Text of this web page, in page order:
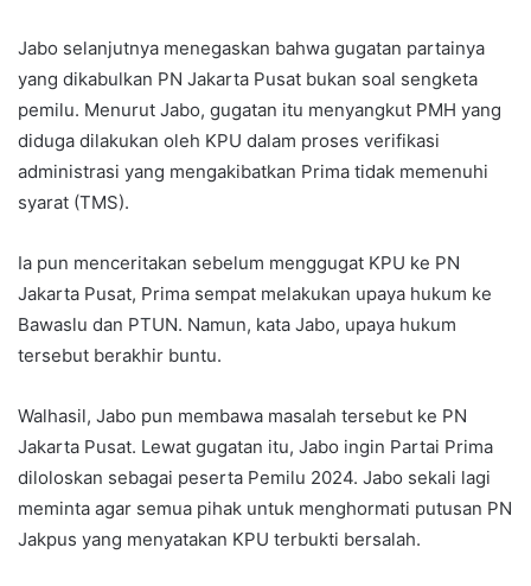
Jabo selanjutnya menegaskan bahwa gugatan partainya
yang dikabulkan PN Jakarta Pusat bukan soal sengketa
pemilu. Menurut Jabo, gugatan itu menyangkut PMH yang
diduga dilakukan oleh KPU dalam proses verifikasi
administrasi yang mengakibatkan Prima tidak memenuhi
syarat (TMS).
Ia pun menceritakan sebelum menggugat KPU ke PN
Jakarta Pusat, Prima sempat melakukan upaya hukum ke
Bawaslu dan PTUN. Namun, kata Jabo, upaya hukum
tersebut berakhir buntu.
Walhasil, Jabo pun membawa masalah tersebut ke PN
Jakarta Pusat. Lewat gugatan itu, Jabo ingin Partai Prima
diloloskan sebagai peserta Pemilu 2024. Jabo sekali lagi
meminta agar semua pihak untuk menghormati putusan PN
Jakpus yang menyatakan KPU terbukti bersalah.